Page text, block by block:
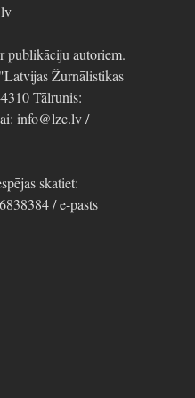
publikāciju autoriem.
Žurnālistikas
Tālrunis:
info@lzc.lv /
skatiet:
/ e-pasts